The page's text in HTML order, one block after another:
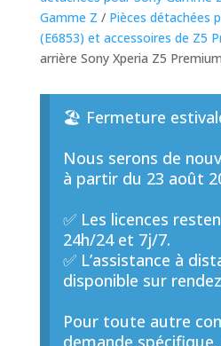
Gamme Z / Pièces détachées
(E6853) et accessoires de Z5
arrière Sony Xperia Z5
🏖️ Fermeture
Nous serons de
à partir du 23 août
✅ Les licences
24h/24 et 7j/7.
✅ L’assistance à
disponible sur
Pour toute autre
demande